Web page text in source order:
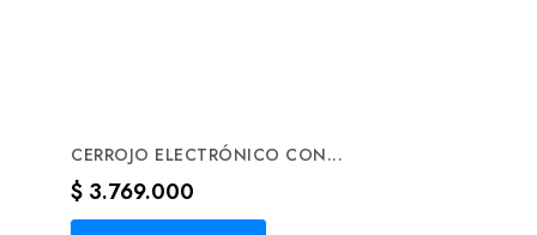
CERROJO ELECTRÓNICO CON...
Precio
$ 3.769.000